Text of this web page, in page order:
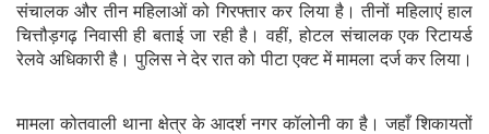
संचालक और तीन महिलाओं को गिरफ्तार कर लिया है। तीनों महिलाएं हाल
चित्तौड़गढ़ निवासी ही बताई जा रही है। वहीं, होटल संचालक एक रिटायर्ड
रेलवे अधिकारी है। पुलिस ने देर रात को पीटा एक्ट में मामला दर्ज कर लिया।
मामला कोतवाली थाना क्षेत्र के आदर्श नगर कॉलोनी का है। जहाँ शिकायतों